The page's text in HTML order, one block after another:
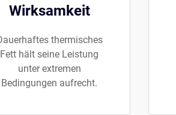
Wirksamkeit
thermisches
Fett hält seine Leistung
unter extremen
Bedingungen aufrecht.